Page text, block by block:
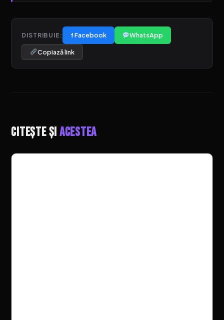
DISTRIBUIE: f Facebook WhatsApp
Copiază link
Citește șiacestea